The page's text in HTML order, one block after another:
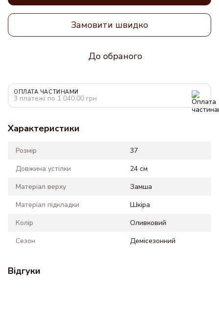
Замовити швидко
До обраного
ОПЛАТА ЧАСТИНАМИ
3 платежі по 1 040.00 грн
Характеристики
Розмір
37
Довжина устілки
24 см
Матеріал верху
Замша
Матеріал підкладки
Шкіра
Колір
Оливковий
Сезон
Демісезонний
Відгуки